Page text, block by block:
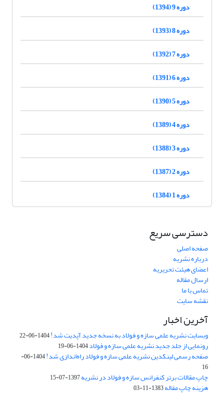
دوره 9 (1394)
دوره 8 (1393)
دوره 7 (1392)
دوره 6 (1391)
دوره 5 (1390)
دوره 4 (1389)
دوره 3 (1388)
دوره 2 (1387)
دوره 1 (1384)
دسترسی سریع
صفحه اصلی
درباره نشریه
اعضای هیئت تحریریه
ارسال مقاله
تماس با ما
نقشه سایت
آخرین اخبار
وبسایت نشریه علمی سازه و فولاد به نسخه جدید آپدیت شد!1404-06-22
رونمایی از جلد جدید نشریه علمی سازه و فولاد1404-06-19
صفحه رسمی لینکدین نشریه علمی سازه و فولاد راه‌اندازی شد!
1404-06-
16
چاپ مقالات برتر کنفرانس سازه و فولاد در نشریه1397-07-15
هزینه چاپ مقاله1383-11-03